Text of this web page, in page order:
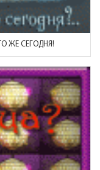
ЖЕ СЕГОДНЯ!